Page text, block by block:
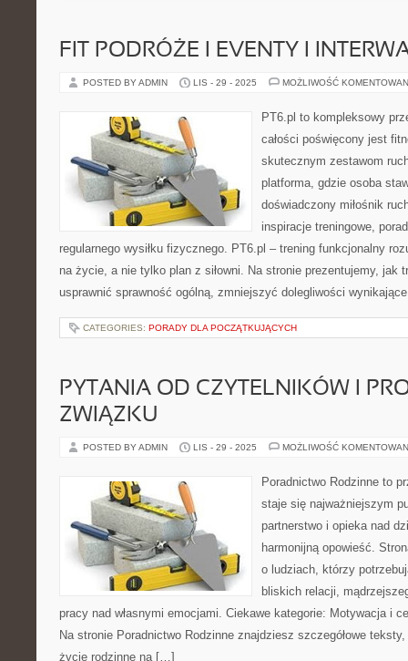
FIT PODRÓŻE I EVENTY I
POSTED BY ADMIN LIS - 29 - 2025 MOŻLIWOŚĆ
PT6.pl to kompleksowy
całości poświęcony jest
skutecznym zestawom
platforma, gdzie osoba
doświadczony miłośnik
inspiracje treningowe,
regularnego wysiłku fizycznego. PT6.pl – trening funkcjonalny
na życie, a nie tylko plan z siłowni. Na stronie prezentujemy, jak
usprawnić sprawność ogólną, zmniejszyć dolegliwości
CATEGORIES: PORADY DLA POCZĄTKUJĄCYCH
PYTANIA OD CZYTELNIKÓW I
ZWIĄZKU
POSTED BY ADMIN LIS - 29 - 2025 MOŻLIWOŚĆ
Poradnictwo Rodzinne to
staje się najważniejszym
partnerstwo i opieka nad
harmonijną opowieść.
o ludziach, którzy
bliskich relacji,
pracy nad własnymi emocjami. Ciekawe kategorie: Motywacja i
Na stronie Poradnictwo Rodzinne znajdziesz szczegółowe
życie rodzinne na […]